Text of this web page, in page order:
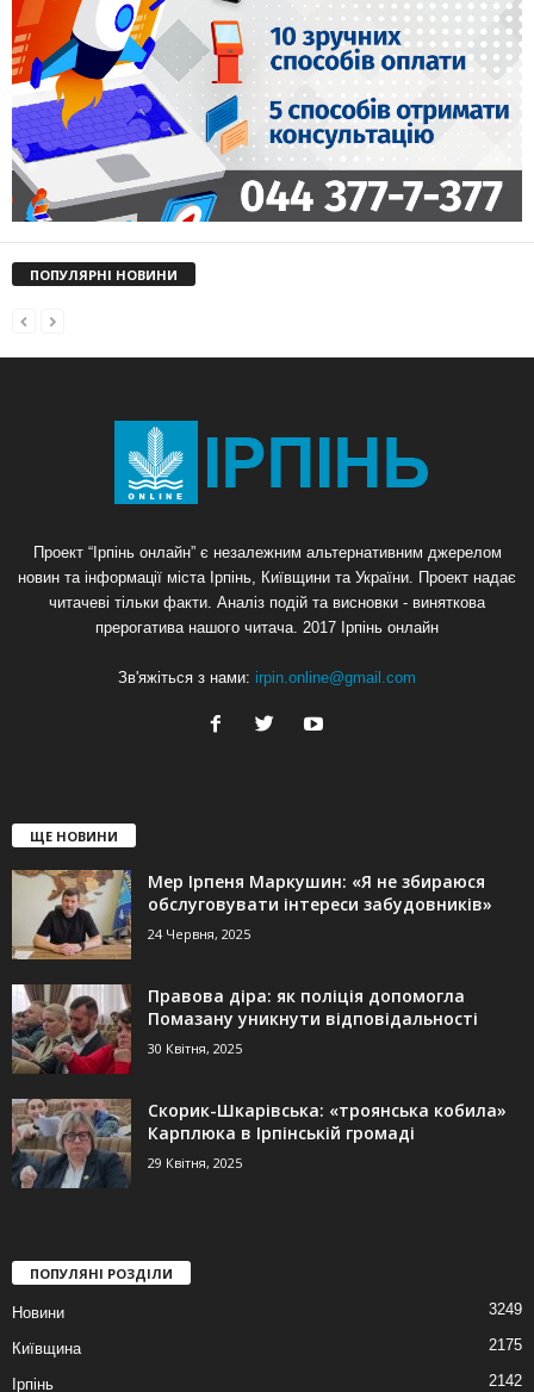
ПОПУЛЯРНІ НОВИНИ
Проект “Ірпінь онлайн” є незалежним альтернативним джерелом
новин та інформації міста Ірпінь, Київщини та України. Проект надає
читачеві тільки факти. Аналіз подій та висновки - виняткова
прерогатива нашого читача. 2017 Ірпінь онлайн
Зв'яжіться з нами: irpin.online@gmail.com
ЩЕ НОВИНИ
Мер Ірпеня Маркушин: «Я не збираюся
обслуговувати інтереси забудовників»
24 Червня, 2025
Правова діра: як поліція допомогла
Помазану уникнути відповідальності
30 Квітня, 2025
Скорик-Шкарівська: «троянська кобила»
Карплюка в Ірпінській громаді
29 Квітня, 2025
ПОПУЛЯНІ РОЗДІЛИ
Новини 3249
Київщина 2175
Ірпінь 2142